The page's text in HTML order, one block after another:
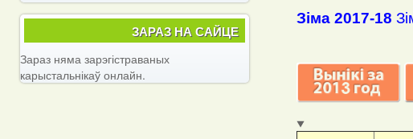
Зіма 2017-18
ЗАРАЗ НА САЙЦЕ
Зараз няма зарэгістраваных
карыстальнікаў онлайн.